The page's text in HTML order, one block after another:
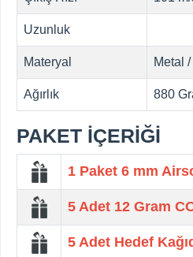
Uzunluk
Materyal Metal
Ağırlık 880
PAKET İÇERİĞİ
1 Paket 6 mm
5 Adet 12 Gram
5 Adet Hedef